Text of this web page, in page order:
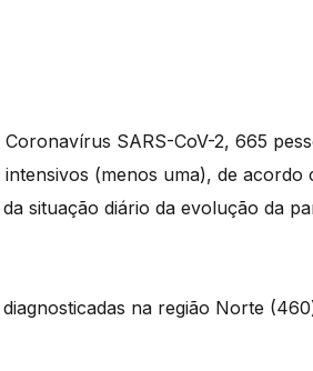
SARS-CoV-2, 665
(menos uma), de acordo
situação diário da evolução da
na região Norte